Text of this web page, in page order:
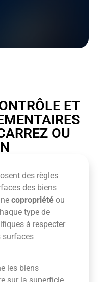
ET
OU
des règles
des biens
copropriété ou
type de
à respecter
surfaces
les biens